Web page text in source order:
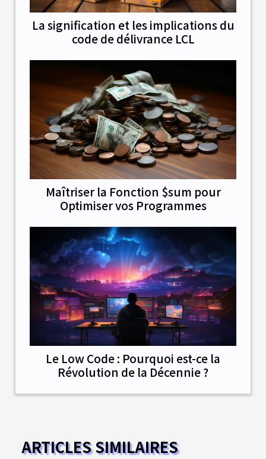
La signification et les implications du
code de délivrance LCL
Maîtriser la Fonction $sum pour
Optimiser vos Programmes
Le Low Code : Pourquoi est-ce la
Révolution de la Décennie ?
ARTICLES SIMILAIRES